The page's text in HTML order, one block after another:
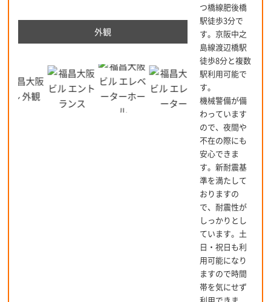
外観
つ橋線肥後橋
駅徒歩3分で
す。京阪中之
島線渡辺橋駅
徒歩8分と複数
駅利用可能で
す。
機械警備が備
わっています
ので、夜間や
不在の際にも
安心できま
す。新耐震基
準を満たして
おりますの
で、耐震性が
しっかりとし
ています。土
日・祝日も利
用可能になり
ますので時間
帯を気にせず